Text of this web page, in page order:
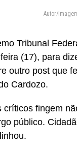
Autor/
Tribunal
(17), para
outro post que
Cardozo.
fingem
público.